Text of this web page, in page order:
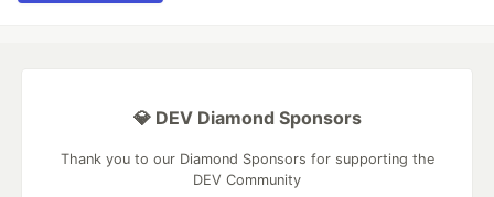
💎 DEV Diamond Sponsors
Thank you to our Diamond Sponsors for supporting the
DEV Community